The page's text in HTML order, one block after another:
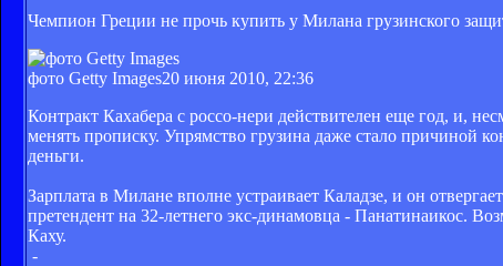
Чемпион Греции не прочь купить у Милана грузинского
фото Getty Images20 июня 2010, 22:36
Контракт Кахабера с россо-нери действителен еще год, и,
менять прописку. Упрямство грузина даже стало причиной
деньги.
Зарплата в Милане вполне устраивает Каладзе, и он
претендент на 32-летнего экс-динамовца - Панатинаикос.
Каху.
-